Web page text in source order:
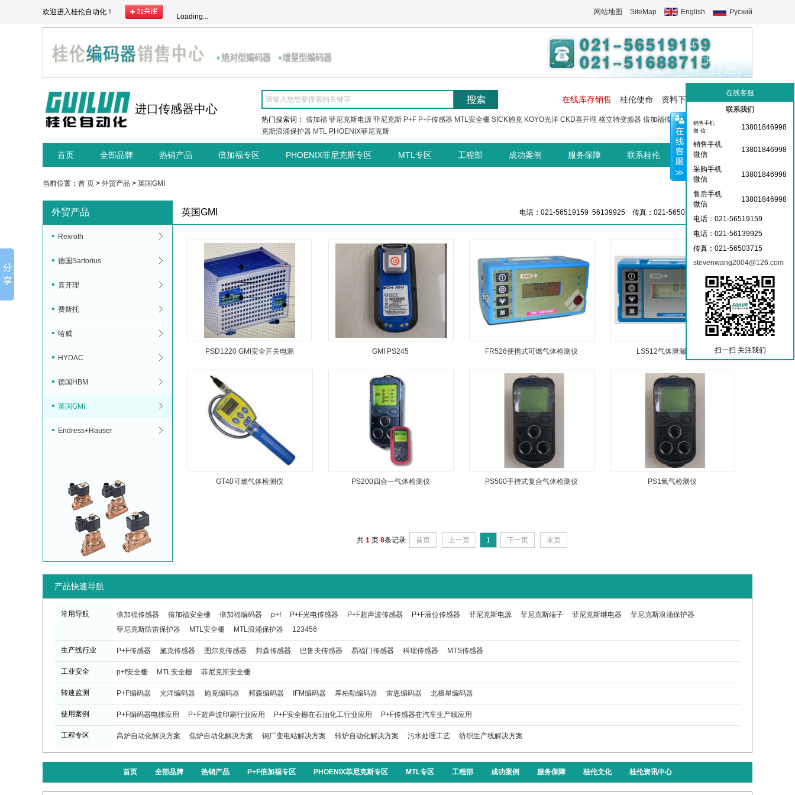
欢迎进入桂伦自动化！
Loading...
网站地图 SiteMap English Руский
进口传感器中心
在线库存销售 桂伦使命 资料下载 工控交流中心
热门搜索词： 倍加福 菲尼克斯电源 菲尼克斯 P+F P+F传感器 MTL安全栅 SICK施克 KOYO光洋 CKD喜开理 格立特变频器 倍加福传感器 菲尼克斯端子
克斯浪涌保护器 MTL PHOENIX菲尼克斯
首页 全部品牌 热销产品 倍加福专区 PHOENIX菲尼克斯专区 MTL专区 工程部 成功案例 服务保障 联系桂伦 桂伦资讯中心
当前位置： 首 页 > 外贸产品 > 英国GMI
外贸产品
Rexroth
德国Sartorius
喜开理
费斯托
哈威
HYDAC
德国HBM
英国GMI
Endress+Hauser
英国GMI 电话：021-56519159 56139925 传真：021-56503715 36359826
PSD1220 GMI安全开关电源 GMI PS245 FR526便携式可燃气体检测仪 LS512气体泄漏检测仪
GT40可燃气体检测仪 PS200四合一气体检测仪 PS500手持式复合气体检测仪 PS1氧气检测仪
共 1页 8条记录 首页 上一页 1 下一页 末页
产品快速导航
常用导航 倍加福传感器 倍加福安全栅 倍加福编码器 p+f P+F光电传感器 P+F超声波传感器 P+F液位传感器 菲尼克斯电源 菲尼克斯端子 菲尼克斯继电器
菲尼克斯浪涌保护器
菲尼克斯防雷保护器
MTL安全栅 MTL浪涌保护器 123456
生产线行业 P+F传感器 施克传感器 图尔克传感器 邦森传感器 巴鲁夫传感器 易福门传感器 科瑞传感器 MTS传感器
工业安全 p+f安全栅 MTL安全栅 菲尼克斯安全栅
转速监测 P+F编码器 光洋编码器 施克编码器 邦森编码器 IFM编码器 库柏勒编码器 雷恩编码器 北极星编码器
使用案例 P+F编码器电梯应用 P+F超声波印刷行业应用 P+F安全栅在石油化工行业应用 P+F传感器在汽车生产线应用
工程专区 高炉自动化解决方案 焦炉自动化解决方案 钢厂变电站解决方案 转炉自动化解决方案 污水处理工艺 纺织生产线解决方案
首页 全部品牌 热销产品 P+F倍加福专区 PHOENIX菲尼克斯专区 MTL专区 工程部 成功案例 服务保障 桂伦文化 桂伦资讯中心
在线客服
联系我们
销售手机
微 信
13801846998
销售手机
微信
13801846998
采购手机
微信
13801846998
售后手机
微信
13801846998
电话：021-56519159
电话：021-56139925
传真：021-56503715
stevenwang2004@126.com
扫一扫 关注我们